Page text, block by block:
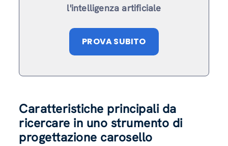
l'intelligenza artificiale
PROVA SUBITO
Caratteristiche principali da
ricercare in uno strumento di
progettazione carosello